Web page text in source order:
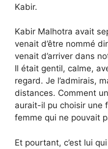
Kabir.
Kabir Malhotra avait
venait d’être nommé
venait d’arriver dans
Il était gentil, calme,
regard. Je l’admirais,
distances. Comment
aurait-il pu choisir une
femme qui ne pouvait
Et pourtant, c’est lui